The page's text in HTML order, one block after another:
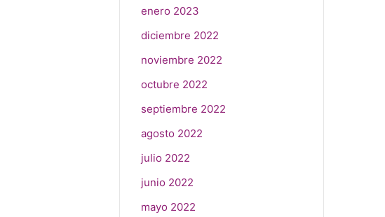
enero 2023
diciembre 2022
noviembre 2022
octubre 2022
septiembre 2022
agosto 2022
julio 2022
junio 2022
mayo 2022